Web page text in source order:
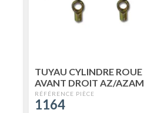
TUYAU CYLINDRE ROUE
AVANT DROIT AZ/AZAM
07/1964 JUSQU'EN 02/70
1164